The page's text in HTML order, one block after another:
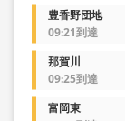
豊香野団地
09:21到達
那賀川
09:25到達
富岡東